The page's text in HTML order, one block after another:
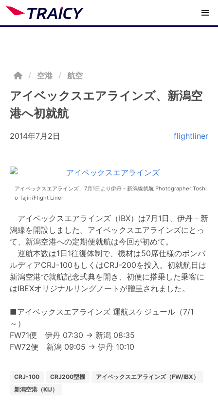
/ 空港 航空
アイベックスエアラインズ、新潟空
港へ初就航
2014年7月2日 flightliner
アイベックスエアラインズ、7月1日より伊丹－新潟線就航 Photographer:Toshi
o Tajiri/Flight Liner
アイベックスエアラインズ（IBX）は7月1日、伊丹－新
潟線を開設しました。アイベックスエアラインズにとっ
て、新潟空港への定期便就航は今回が初めて。
運航本数は1日1往復体制で、機材は50席仕様のボンバ
ルディアCRJ-100もしくはCRJ-200を投入。初就航日は
新潟空港で就航記念式典を開き、初便に搭乗した乗客に
はIBEXオリジナルリングノートが贈呈されました。
■アイベックスエアラインズ 運航スケジュール（7/1
～）
FW71便 伊丹 07:30 → 新潟 08:35
FW72便 新潟 09:05 → 伊丹 10:10
CRJ-100 CRJ200型機
アイベックスエアラインズ（FW/IBX）
新潟空港（KIJ）